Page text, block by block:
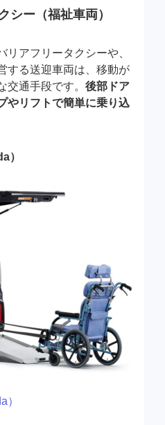
ー（福祉車両）
リアフリータクシーや、
する送迎車両は、移動が
交通手段です。 後部ドア
やリフトで簡単に乗り込
）
）